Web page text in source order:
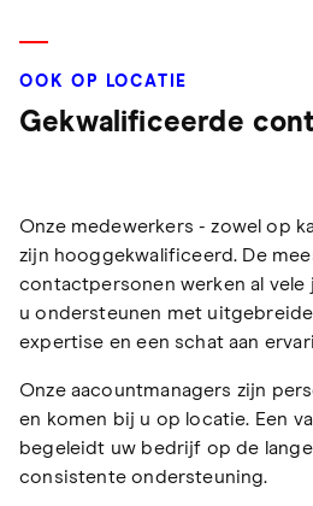
OOK OP LOCATIE
Gekwalificeerde
Onze medewerkers - zowel op
zijn hooggekwalificeerd. De
contactpersonen werken al vele
u ondersteunen met
expertise en een schat aan
Onze aacountmanagers zijn
en komen bij u op locatie. Een
begeleidt uw bedrijf op de
consistente ondersteuning.